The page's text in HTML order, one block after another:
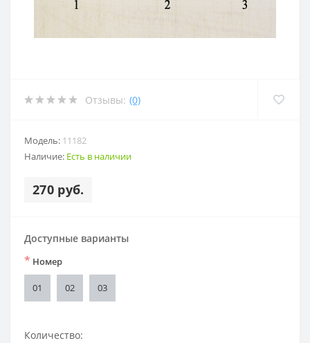
Отзывы: (0)
Модель: 11182
Наличие: Есть в наличии
270 руб.
Доступные варианты
* Номер
01 02 03
Количество: